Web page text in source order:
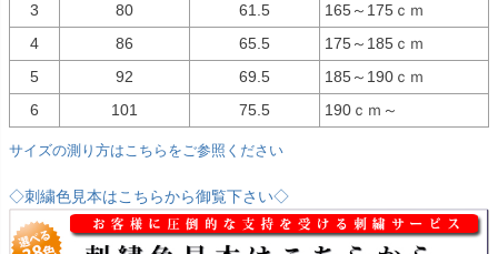
3 80 61.5
165～175ｃｍ
4
86 65.5
175～185ｃｍ
5
92 69.5
185～190ｃｍ
6
101 75.5 190ｃｍ～
サイズの測り方はこちらをご参照ください
◇刺繍色見本はこちらから御覧下さい◇